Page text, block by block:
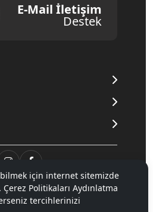
E-Mail İletişim
Destek
. Tüm hakları saklıdır.
için internet sitemizde
Politikaları Aydınlatma
tercihlerinizi